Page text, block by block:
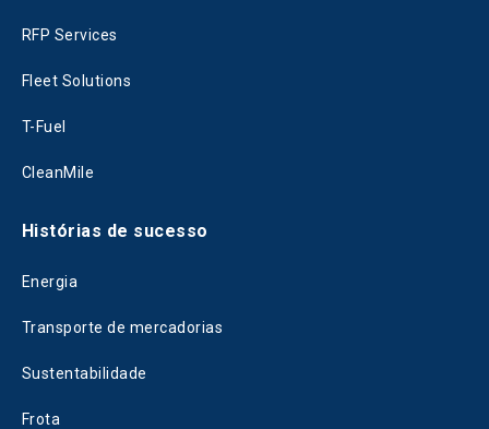
RFP Services
Fleet Solutions
T-Fuel
CleanMile
Histórias de sucesso
Energia
Transporte de mercadorias
Sustentabilidade
Frota